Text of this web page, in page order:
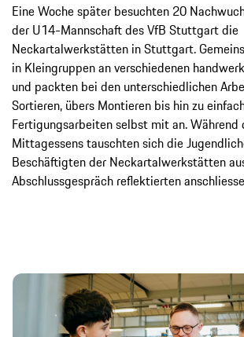
Eine Woche später besuchten 20
der U14-Mannschaft des VfB Stuttgart die
Neckartalwerkstätten in Stuttgart.
in Kleingruppen an verschiedenen
und packten bei den unterschiedlichen
Sortieren, übers Montieren bis hin zu
Fertigungsarbeiten selbst mit an. Während
Mittagessens tauschten sich die
Beschäftigten der Neckartalwerkstätten
Abschlussgespräch reflektierten